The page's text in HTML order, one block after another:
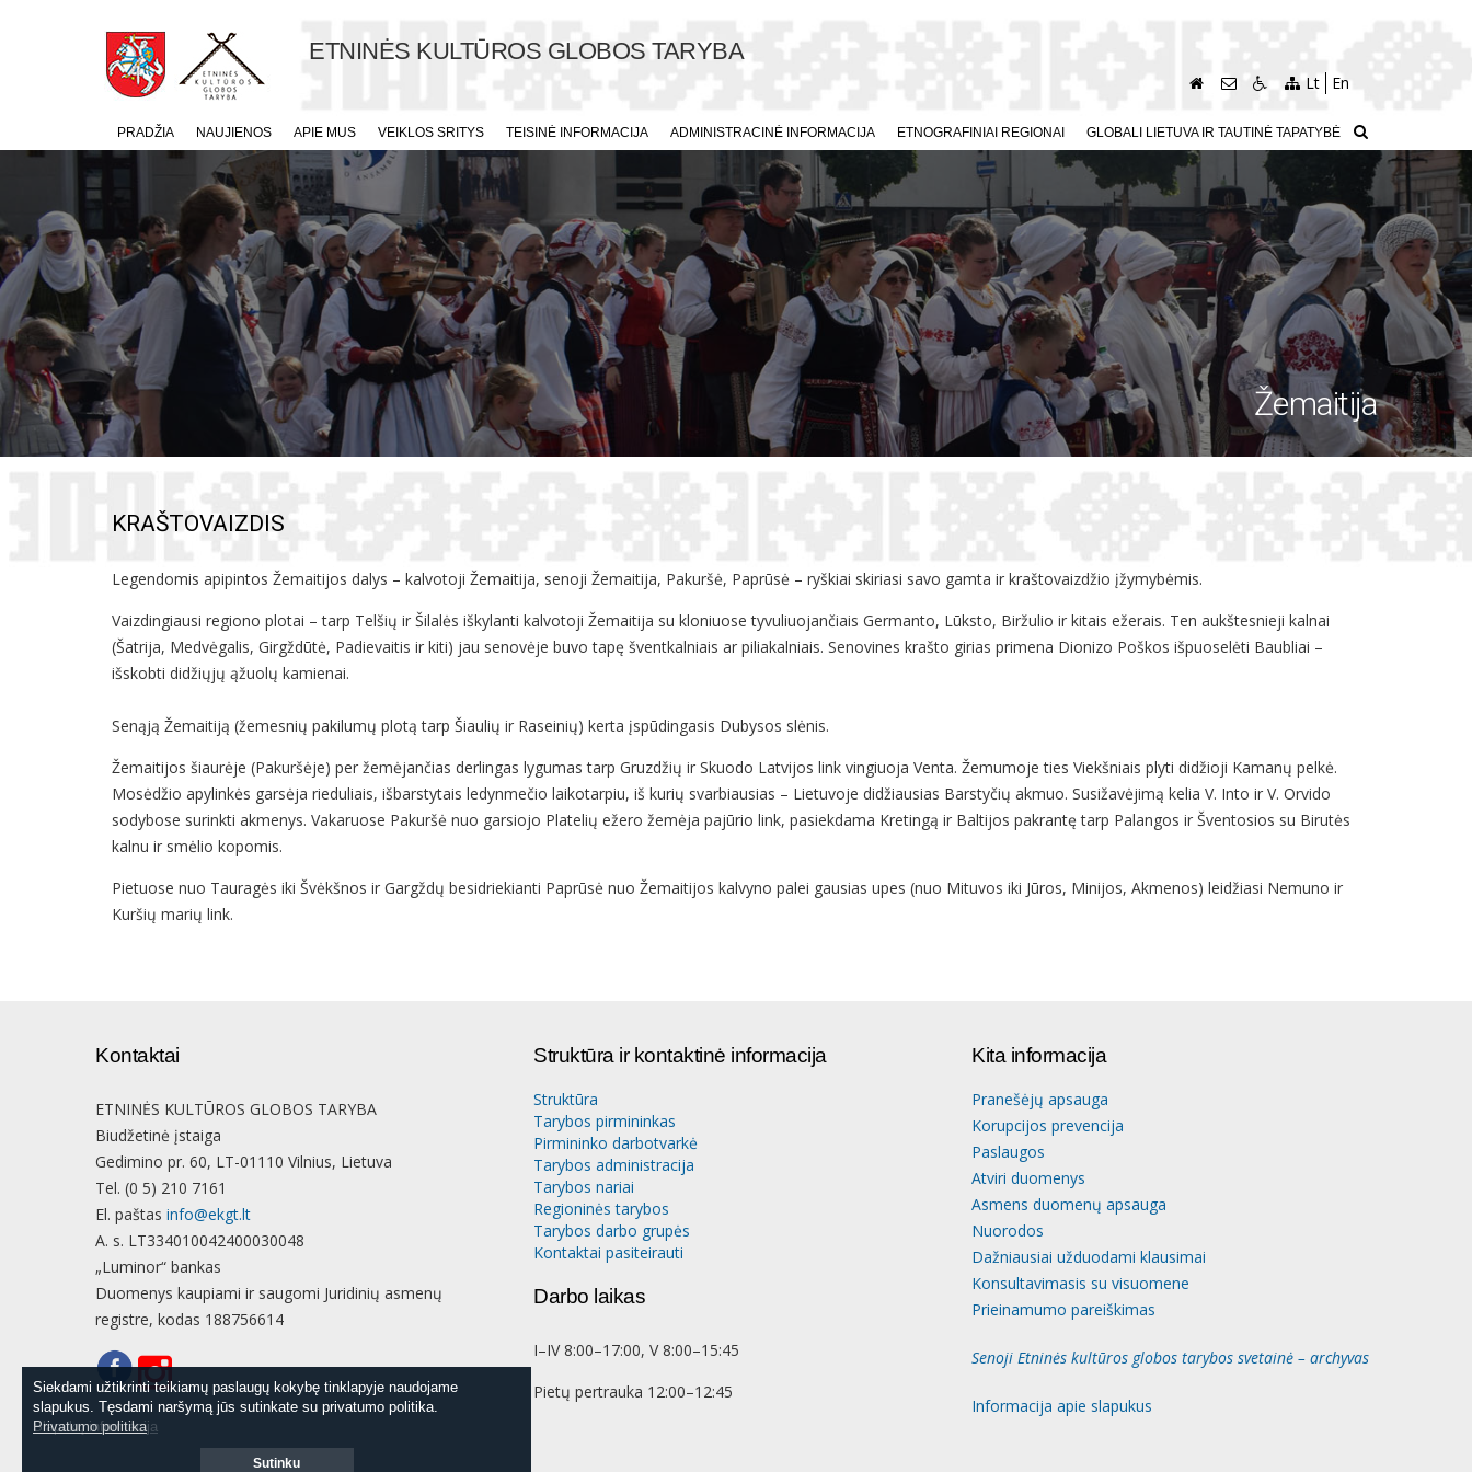
Siekdami užtikrinti teikiamų paslaugų kokybę tinklapyje naudojame
slapukus. Tęsdami naršymą jūs sutinkate su privatumo politika.
Slapukų informacija
Sutinku
Siekdami užtikrinti teikiamų paslaugų kokybę tinklapyje naudojame
slapukus. Tęsdami naršymą jūs sutinkate su privatumo politika.
Privatumo politika
Sutinku
ETNINĖS KULTŪROS GLOBOS TARYBA
Lt En
PRADŽIA NAUJIENOS APIE MUS VEIKLOS SRITYS TEISINĖ INFORMACIJA ADMINISTRACINĖ INFORMACIJA ETNOGRAFINIAI REGIONAI GLOBALI LIETUVA IR TAUTINĖ TAPATYBĖ
Žemaitija
KRAŠTOVAIZDIS
Legendomis apipintos Žemaitijos dalys – kalvotoji Žemaitija, senoji Žemaitija, Pakuršė, Paprūsė – ryškiai skiriasi savo gamta ir kraštovaizdžio įžymybėmis.
Vaizdingiausi regiono plotai – tarp Telšių ir Šilalės iškylanti kalvotoji Žemaitija su kloniuose tyvuliuojančiais Germanto, Lūksto, Biržulio ir kitais ežerais. Ten aukštesnieji kalnai
(Šatrija, Medvėgalis, Girgždūtė, Padievaitis ir kiti) jau senovėje buvo tapę šventkalniais ar piliakalniais. Senovines krašto girias primena Dionizo Poškos išpuoselėti Baubliai –
išskobti didžiųjų ąžuolų kamienai.
Senąją Žemaitiją (žemesnių pakilumų plotą tarp Šiaulių ir Raseinių) kerta įspūdingasis Dubysos slėnis.
Žemaitijos šiaurėje (Pakuršėje) per žemėjančias derlingas lygumas tarp Gruzdžių ir Skuodo Latvijos link vingiuoja Venta. Žemumoje ties Viekšniais plyti didžioji Kamanų pelkė.
Mosėdžio apylinkės garsėja rieduliais, išbarstytais ledynmečio laikotarpiu, iš kurių svarbiausias – Lietuvoje didžiausias Barstyčių akmuo. Susižavėjimą kelia V. Into ir V. Orvido
sodybose surinkti akmenys. Vakaruose Pakuršė nuo garsiojo Platelių ežero žemėja pajūrio link, pasiekdama Kretingą ir Baltijos pakrantę tarp Palangos ir Šventosios su Birutės
kalnu ir smėlio kopomis.
Pietuose nuo Tauragės iki Švėkšnos ir Gargždų besidriekianti Paprūsė nuo Žemaitijos kalvyno palei gausias upes (nuo Mituvos iki Jūros, Minijos, Akmenos) leidžiasi Nemuno ir
Kuršių marių link.
Kontaktai
ETNINĖS KULTŪROS GLOBOS TARYBA
Biudžetinė įstaiga
Gedimino pr. 60, LT-01110 Vilnius, Lietuva
Tel. (0 5) 210 7161
El. paštas info@ekgt.lt
A. s. LT334010042400030048
„Luminor“ bankas
Duomenys kaupiami ir saugomi Juridinių asmenų
registre, kodas 188756614
Struktūra ir kontaktinė informacija
Struktūra
Tarybos pirmininkas
Pirmininko darbotvarkė
Tarybos administracija
Tarybos nariai
Regioninės tarybos
Tarybos darbo grupės
Kontaktai pasiteirauti
Darbo laikas
I–IV 8:00–17:00, V 8:00–15:45
Pietų pertrauka 12:00–12:45
Kita informacija
Pranešėjų apsauga
Korupcijos prevencija
Paslaugos
Atviri duomenys
Asmens duomenų apsauga
Nuorodos
Dažniausiai užduodami klausimai
Konsultavimasis su visuomene
Prieinamumo pareiškimas
Senoji Etninės kultūros globos tarybos svetainė – archyvas
Informacija apie slapukus